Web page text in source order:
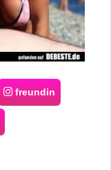
freundin